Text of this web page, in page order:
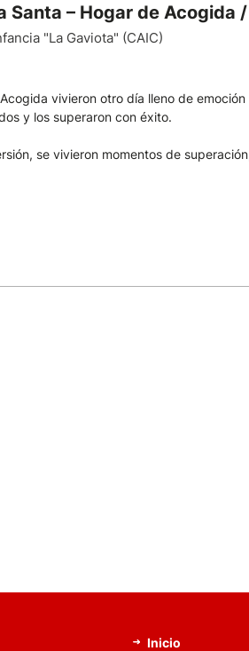
Santa – Hogar de Acogida
"La Gaviota" (CAIC)
vivieron otro día lleno de
y los superaron con éxito.
se vivieron momentos de
Inicio